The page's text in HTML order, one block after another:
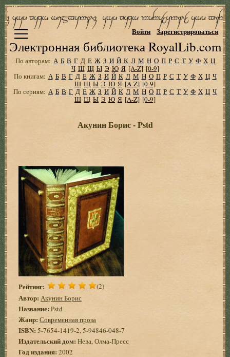
Электронная библиотека RoyalLib.com
Войти Зарегистрироваться
По авторам: А Б В Г Д Е Ж З И Й К Л М Н О П Р С Т У Ф Х Ц
Ч Ш Щ Ы Э Ю Я [A-Z] [0-9]
По книгам: А Б В Г Д Е Ж З И Й К Л М Н О П Р С Т У Ф Х Ц Ч
Ш Щ Ы Э Ю Я [A-Z] [0-9]
По сериям: А Б В Г Д Е Ж З И Й К Л М Н О П Р С Т У Ф Х Ц Ч
Ш Щ Ы Э Ю Я [A-Z] [0-9]
Акунин Борис - Pstd
Рейтинг: (2)
Автор: Акунин Борис
Название: Pstd
Жанр: Современная проза
ISBN:5-7654-1419-2, 5-94846-048-7
Издательский дом: Нева, Олма-Пресс
Год издания: 2002